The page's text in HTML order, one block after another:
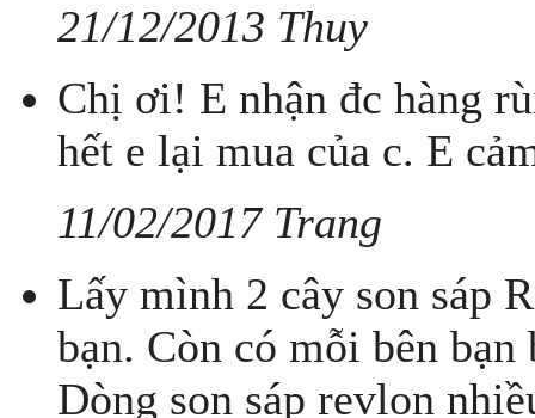
21/12/2013 Thuy
Chị ơi! E nhận đc hàng
hết e lại mua của c. E
11/02/2017 Trang
Lấy mình 2 cây son sáp
bạn. Còn có mỗi bên
Dòng son sáp revlon